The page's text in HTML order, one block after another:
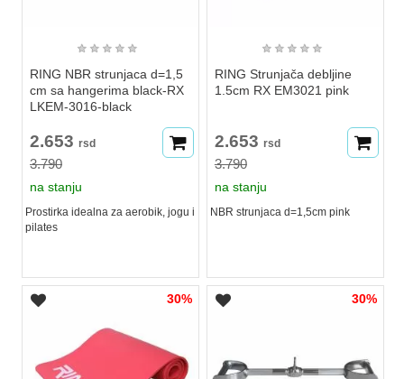
★ ★ ★ ★ ★
RING NBR strunjaca d=1,5
cm sa hangerima black-RX
LKEM-3016-black
2.653 rsd
3.790
na stanju
Prostirka idealna za aerobik, jogu i
pilates
★ ★ ★ ★ ★
RING Strunjača debljine
1.5cm RX EM3021 pink
2.653 rsd
3.790
na stanju
NBR strunjaca d=1,5cm pink
30% 30%